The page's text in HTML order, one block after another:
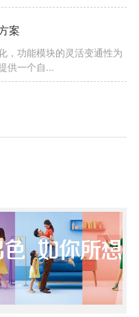
案
，功能模块的灵活变通性为
供一个自...